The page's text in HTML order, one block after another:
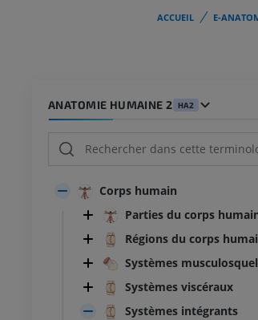
ACCUEIL E-
ANATOMIE HUMAINE 2 HA2
Corps humain
Parties du corps
Régions du corps
Systèmes
Systèmes viscéraux
Systèmes intégrants